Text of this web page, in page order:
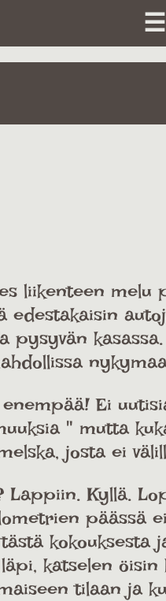
☰
liikenteen melu
pysyvän
Ei
" mutta
josta ei
Kyllä.
päässä
kokouksesta
katselen
tilaan ja